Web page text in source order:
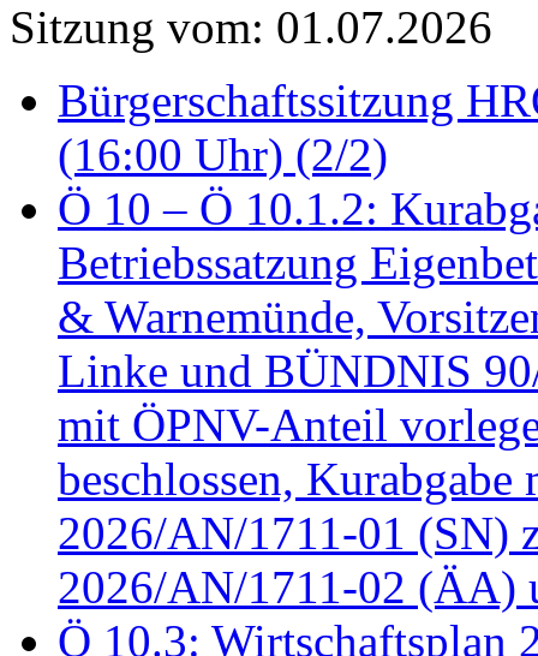
Sitzung vom: 01.07.2026
Bürgerschaftssitzung
(16:00 Uhr) (2/2)
Ö 10 – Ö 10.1.2:
Betriebssatzung
& Warnemünde,
Linke und BÜNDNIS
mit ÖPNV-Anteil
beschlossen,
2026/AN/1711-01 (SN)
2026/AN/1711-02 (ÄA)
Ö 10.3: Wirtschaftsplan